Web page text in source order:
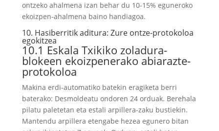
ontzeko ahalmena izan behar du 10-15% eguneroko
ekoizpen-ahalmena baino handiagoa.
10. Hasiberritik aditura: Zure ontze-protokoloa
egokitzea
10.1 Eskala Txikiko zoladura-
blokeen ekoizpenerako abiarazte-
protokoloa
Makina erdi-automatiko batekin eragiketa berri
baterako: Desmoldeatu ondoren 24 orduak. Berehala
pilatu paletetan eta estali arpillera-zaku bustiekin.
Mantendu arpillera etengabe hezea egunero bitan